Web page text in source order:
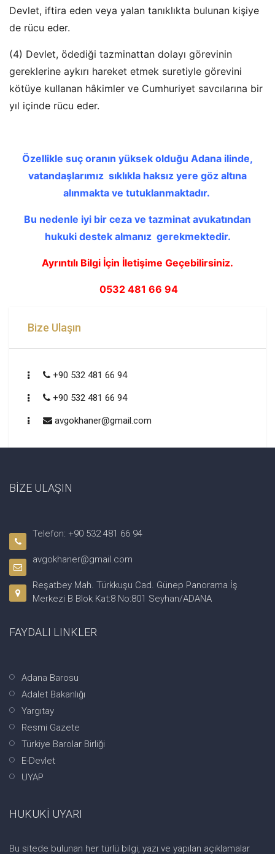
Devlet, iftira eden veya yalan tanıklıkta bulunan kişiye
de rücu eder.
(4) Devlet, ödediği tazminattan dolayı görevinin
gereklerine aykırı hareket etmek suretiyle görevini
kötüye kullanan hâkimler ve Cumhuriyet savcılarına bir
yıl içinde rücu eder.
Özellikle suç oranın yüksek olduğu Adana ilinde,
vatandaşlarımız sıklıkla haksız yere göz altına
alınmakta ve tutuklanmaktadır.
Bu nedenle iyi bir ceza ve tazminat avukatından
hukuki destek almanız gerekmektedir.
Ayrıntılı Bilgi İçin İletişime Geçebilirsiniz.
0532 481 66 94
Bize Ulaşın
+90 532 481 66 94
+90 532 481 66 94
avgokhaner@gmail.com
BİZE ULAŞIN
Telefon: +90 532 481 66 94
avgokhaner@gmail.com
Reşatbey Mah. Türkkuşu Cad. Günep Panorama İş
Merkezi B Blok Kat:8 No:801 Seyhan/ADANA
FAYDALI LINKLER
Adana Barosu
Adalet Bakanlığı
Yargıtay
Resmi Gazete
Türkiye Barolar Birliği
E-Devlet
UYAP
HUKUKİ UYARI
Bu sitede bulunan her türlü bilgi, yazı ve yapılan açıklamalar